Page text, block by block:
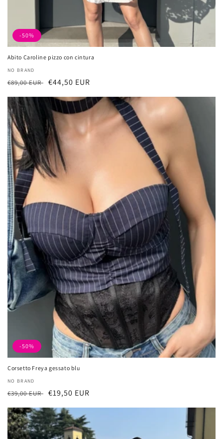
-50%
Abito Caroline pizzo con cintura
厂
商：
NO BRAND
常
规
价
格
€89,00 EUR 促
销
价
€44,50 EUR
-50%
Corsetto Freya gessato blu
厂
商：
NO BRAND
常
价
格
€39,00 EUR 促
价
€19,50 EUR